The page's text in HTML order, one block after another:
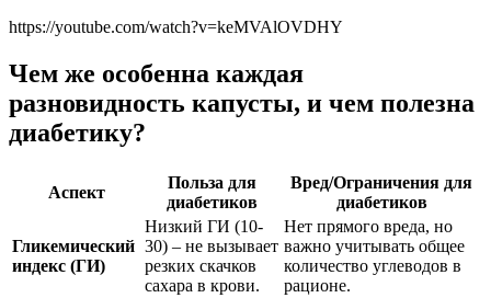
https://youtube.com/watch?v=keMVAlOVDHY
Чем же особенна каждая
разновидность капусты, и чем полезна
диабетику?
Аспект
Польза для
диабетиков
Вред/Ограничения для
диабетиков
Гликемический
индекс (ГИ)
Низкий ГИ (10-
30) – не вызывает
резких скачков
сахара в крови.
Нет прямого вреда, но
важно учитывать общее
количество углеводов в
рационе.